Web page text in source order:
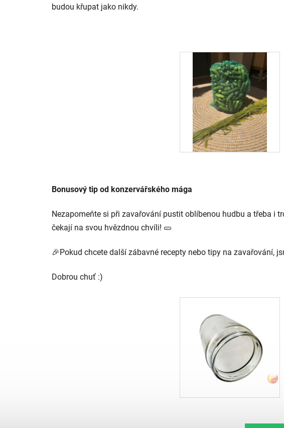
budou křupat jako nikdy.
Bonusový tip od konzervářského mága
Nezapomeňte si při zavařování pustit oblíbenou hudbu a třeba i
čekají na svou hvězdnou chvíli! 🥒
🎉Pokud chcete další zábavné recepty nebo tipy na zavařování,
Dobrou chuť :)